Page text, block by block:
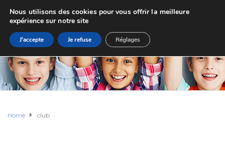
Home club
Nous utilisons des cookies pour vous offrir la meilleure
expérience sur notre site
J'accepte Je refuse Réglages